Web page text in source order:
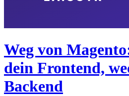
Weg von
dein Frontend,
Backend